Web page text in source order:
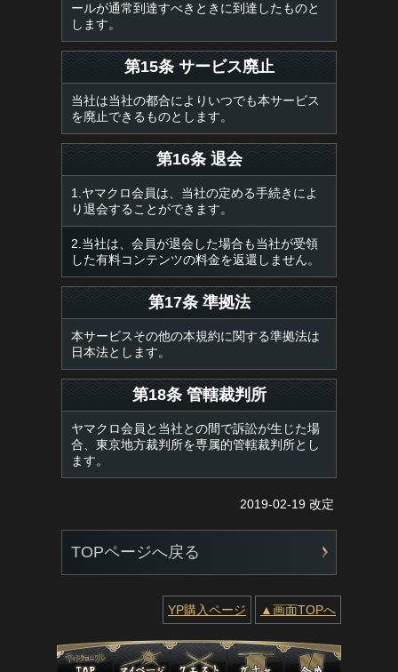
ールが通常到達すべきときに到達したものと
します。
第15条 サービス廃止
当社は当社の都合によりいつでも本サービス
を廃止できるものとします。
第16条 退会
1.ヤマクロ会員は、当社の定める手続きによ
り退会することができます。
2.当社は、会員が退会した場合も当社が受領
した有料コンテンツの料金を返還しません。
第17条 準拠法
本サービスその他の本規約に関する準拠法は
日本法とします。
第18条 管轄裁判所
ヤマクロ会員と当社との間で訴訟が生じた場
合、東京地方裁判所を専属的管轄裁判所とし
ます。
2019-02-19 改定
TOPページへ戻る
YP購入ページ ▲画面TOPへ